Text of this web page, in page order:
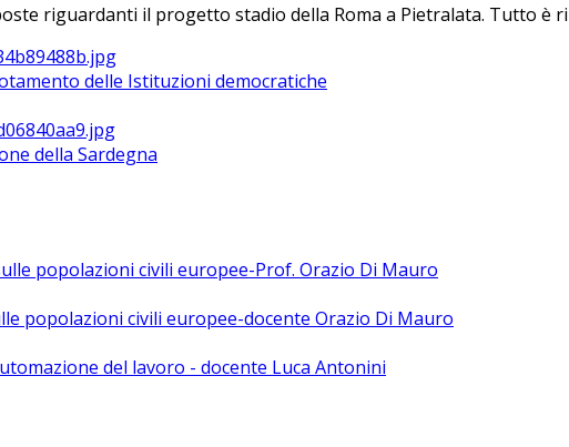
riguardanti il progetto stadio della Roma a Pietralata. Tutto è
delle Istituzioni democratiche
della Sardegna
popolazioni civili europee-Prof. Orazio Di Mauro
popolazioni civili europee-docente Orazio Di Mauro
del lavoro - docente Luca Antonini